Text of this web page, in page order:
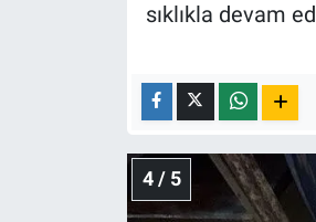
sıklıkla devam
4 / 5